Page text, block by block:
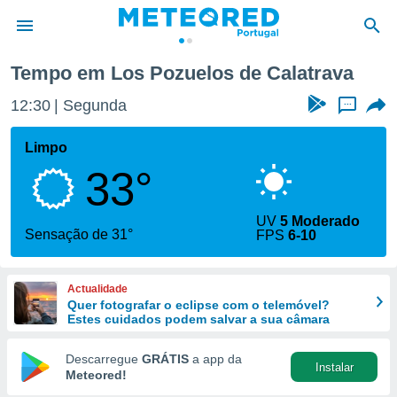
da
foi
fornecidas
a este
das
e
forma
digital
Tempo em Los Pozuelos de Calatrava
12:30 Segunda ...
Limpo
33°
Sensação de 31°
UV5 Moderado
FPS6-10
Actualidade
Quer fotografar o eclipse com o telemóvel?
Estes cuidados podem salvar a sua câmara
Descarregue GRÁTIS a app da
Meteored!
Instalar